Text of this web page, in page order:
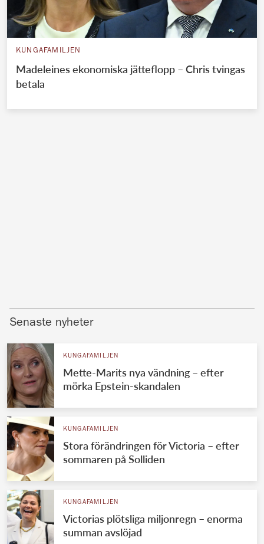
KUNGAFAMILJEN
Madeleines ekonomiska jätteflopp – Chris tvingas
betala
Senaste nyheter
KUNGAFAMILJEN
Mette-Marits nya vändning – efter
mörka Epstein-skandalen
KUNGAFAMILJEN
Stora förändringen för Victoria – efter
sommaren på Solliden
KUNGAFAMILJEN
Victorias plötsliga miljonregn – enorma
summan avslöjad